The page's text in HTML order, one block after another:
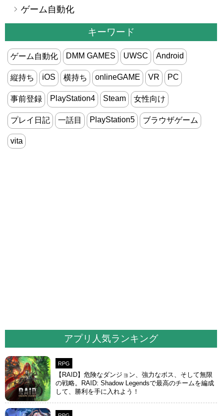
ゲーム自動化
キーワード
ゲーム自動化 DMM GAMES UWSC Android
縦持ち iOS 横持ち onlineGAME VR PC
事前登録 PlayStation4 Steam 女性向け
プレイ日記 一話目 PlayStation5 ブラウザゲーム
vita
アプリ人気ランキング
RPG
【RAID】危険なダンジョン、強力なボス、そして無限
の戦略。RAID: Shadow Legendsで最高のチームを編成
して、勝利を手に入れよう！